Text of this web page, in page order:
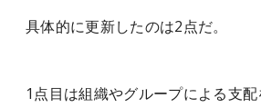
具体的に更新したのは2点だ。
1点目は組織やグループによる支